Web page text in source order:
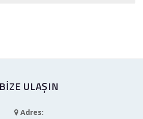
BIZE ULAŞIN
Adres: